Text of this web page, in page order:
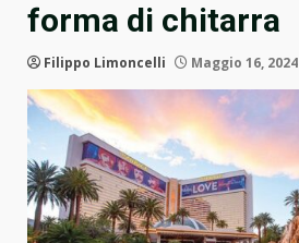
forma di chitarra
Filippo Limoncelli Maggio 16, 2024